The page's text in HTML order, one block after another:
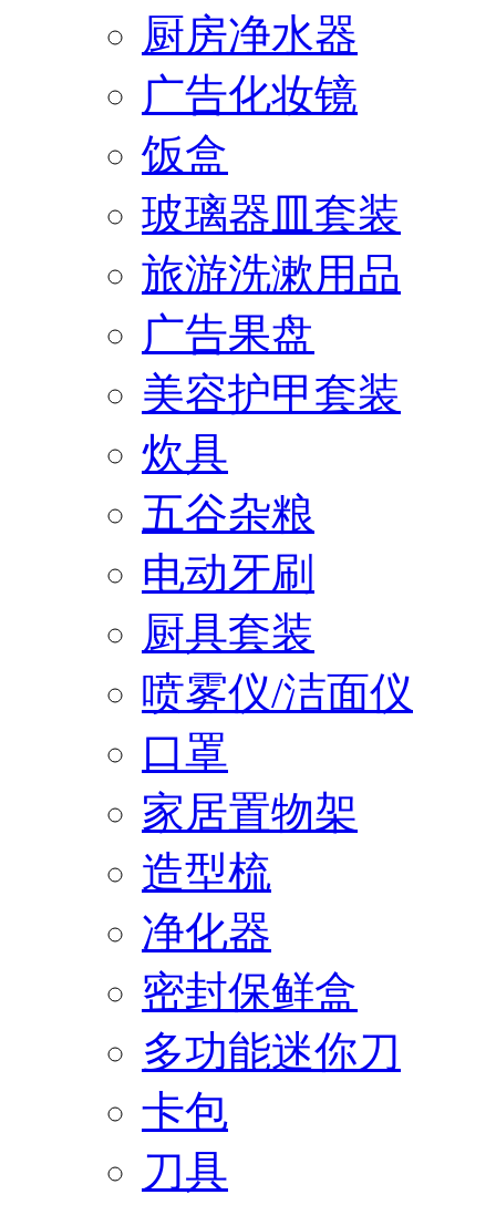
厨房净水器
广告化妆镜
饭盒
玻璃器皿套装
旅游洗漱用品
广告果盘
美容护甲套装
炊具
五谷杂粮
电动牙刷
厨具套装
喷雾仪/洁面仪
口罩
家居置物架
造型梳
净化器
密封保鲜盒
多功能迷你刀
卡包
刀具